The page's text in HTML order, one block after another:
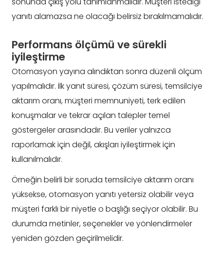
yanıtı alamazsa ne olacağı belirsiz bırakılmamalıdır.
Performans ölçümü ve sürekli
iyileştirme
Otomasyon yayına alındıktan sonra düzenli ölçüm
yapılmalıdır. İlk yanıt süresi, çözüm süresi, temsilciye
aktarım oranı, müşteri memnuniyeti, terk edilen
konuşmalar ve tekrar açılan talepler temel
göstergeler arasındadır. Bu veriler yalnızca
raporlamak için değil, akışları iyileştirmek için
kullanılmalıdır.
Örneğin belirli bir soruda temsilciye aktarım oranı
yüksekse, otomasyon yanıtı yetersiz olabilir veya
müşteri farklı bir niyetle o başlığı seçiyor olabilir. Bu
durumda metinler, seçenekler ve yönlendirmeler
yeniden gözden geçirilmelidir.